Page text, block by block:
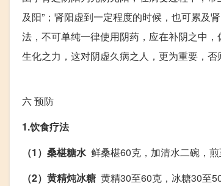
及阳”；肾阳虚到一定程度的时候，也可累及
法，不可单纯一律使用阴药，应在补阴之中
生化之力，这对阴虚久病之人，更为重要，
六预防
1.饮食疗法
（1）桑椹糖水 鲜桑椹60克，加清水二碗，
（2）黄精炖冰糖 黄精30至60克，冰糖30至